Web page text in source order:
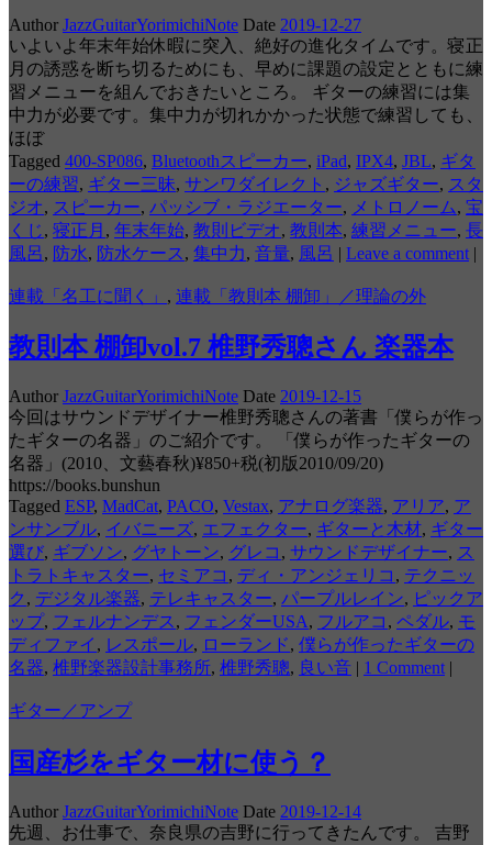
Author JazzGuitarYorimichiNote Date 2019-12-27
いよいよ年末年始休暇に突入、絶好の進化タイムです。寝正
月の誘惑を断ち切るためにも、早めに課題の設定とともに練
習メニューを組んでおきたいところ。 ギターの練習には集
中力が必要です。集中力が切れかかった状態で練習しても、
ほぼ
Tagged 400-SP086, Bluetoothスピーカー, iPad, IPX4, JBL, ギタ
ーの練習, ギター三昧, サンワダイレクト , ジャズギター, スタ
ジオ, スピーカー, パッシブ・ラジエーター, メトロノーム, 宝
くじ, 寝正月 , 年末年始, 教則ビデオ, 教則本, 練習メニュー, 長
風呂, 防水, 防水ケース , 集中力, 音量, 風呂 | Leave a comment |
連載「名工に聞く」 , 連載「教則本 棚卸」／理論の外
教則本 棚卸vol.7 椎野秀聰さん 楽器本
Author JazzGuitarYorimichiNote Date 2019-12-15
今回はサウンドデザイナー椎野秀聰さんの著書「僕らが作っ
たギターの名器」のご紹介です。 「僕らが作ったギターの
名器」(2010、文藝春秋)¥850+税(初版2010/09/20)
https://books.bunshun
Tagged ESP, MadCat, PACO, Vestax, アナログ楽器, アリア, ア
ンサンブル, イバニーズ, エフェクター, ギターと木材, ギター
選び, ギブソン, グヤトーン, グレコ , サウンドデザイナー, ス
トラトキャスター, セミアコ , ディ・アンジェリコ , テクニッ
ク , デジタル楽器, テレキャスター, パープルレイン, ピックア
ップ, フェルナンデス , フェンダーUSA, フルアコ , ペダル, モ
ディファイ , レスポール, ローランド, 僕らが作ったギターの
名器, 椎野楽器設計事務所, 椎野秀聰, 良い音 | 1 Comment |
ギター／アンプ
国産杉をギター材に使う？
Author JazzGuitarYorimichiNote Date 2019-12-14
先週、お仕事で、奈良県の吉野に行ってきたんです。 吉野